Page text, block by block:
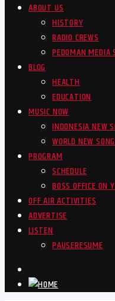
ABOUT US
HISTORY
RADIO CREWS
PEDOMAN MEDIA
BLOG
HEALTH
EDUCATION
MUSIC NOW
INDONESIA NEW
WORLD NEW
PROGRAM
SCHEDULE
BOSS OFFICE ON
OFF AIR ACTIVITIES
ADVERTISE
LISTEN
PAUSERESUME